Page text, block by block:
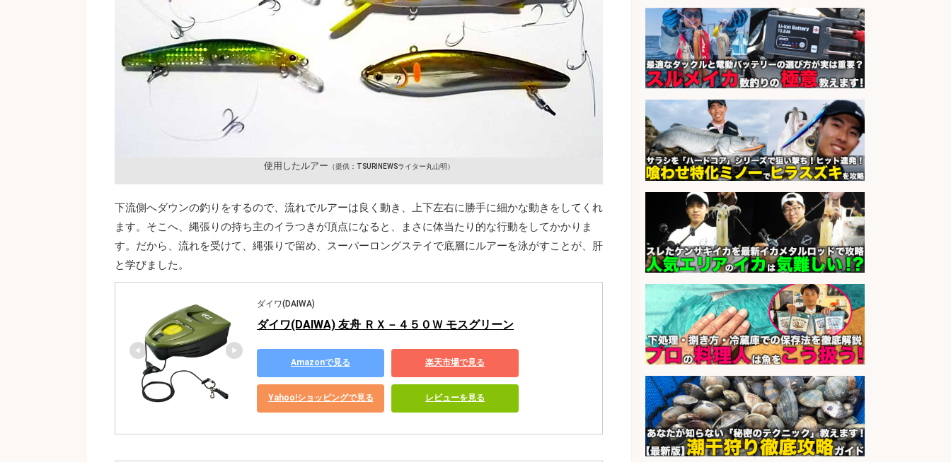
使用したルアー （提供：TSURINEWSライター丸山明）
下流側へダウンの釣りをするので、流れでルアーは良く動き、上下左右に勝手に細かな動きをしてくれ
ます。そこへ、縄張りの持ち主のイラつきが頂点になると、まさに体当たり的な行動をしてかかりま
す。だから、流れを受けて、縄張りで留め、スーパーロングステイで底層にルアーを泳がすことが、肝
と学びました。
ダイワ(DAIWA)
ダイワ(DAIWA) 友舟 ＲＸ－４５０Ｗ モスグリーン
Amazonで見る 楽天市場で見る
Yahoo!ショッピングで見る レビューを見る
会社名 株式会社ウォーライト
sponsored by 求人ボックス
さらに求人情報を見る